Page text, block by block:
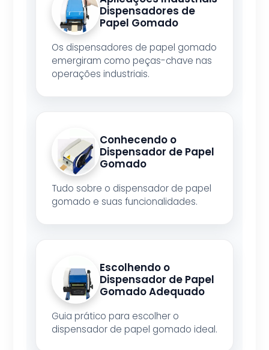
Dispensadores de
Papel Gomado
Os dispensadores de papel gomado
emergiram como peças-chave nas
operações industriais.
Conhecendo o
Dispensador de Papel
Gomado
Tudo sobre o dispensador de papel
gomado e suas funcionalidades.
Escolhendo o
Dispensador de Papel
Gomado Adequado
Guia prático para escolher o
dispensador de papel gomado ideal.